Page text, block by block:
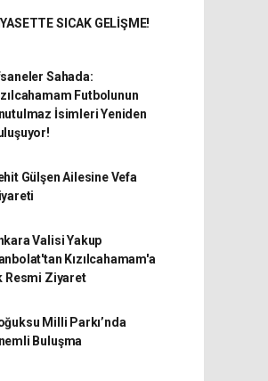
SICAK GELİŞME!
Sahada:
Futbolunun
İsimleri Yeniden
Gülşen Ailesine Vefa
Valisi Yakup
Kızılcahamam'a
Resmi Ziyaret
Milli Parkı’nda
Buluşma